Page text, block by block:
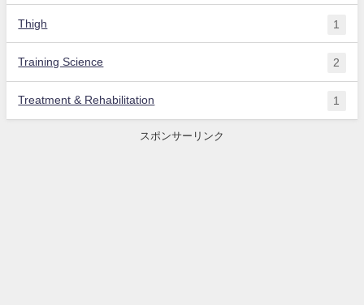
Thigh 1
Training Science 2
Treatment & Rehabilitation 1
スポンサーリンク